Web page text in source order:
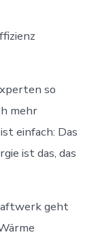
so
mehr
einfach: Das
ist das, das
geht